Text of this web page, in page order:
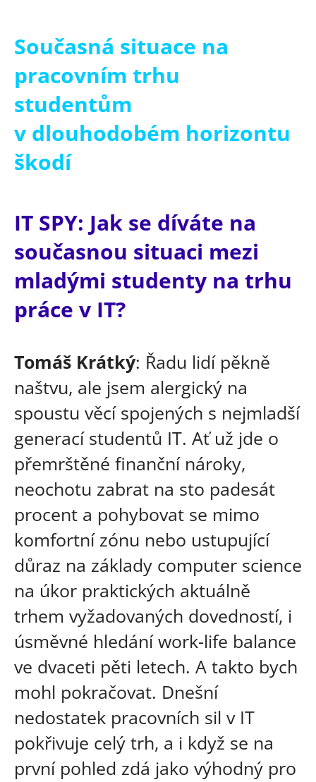
Současná situace na
pracovním trhu
studentům
v dlouhodobém horizontu
škodí
IT SPY: Jak se díváte na
současnou situaci mezi
mladými studenty na trhu
práce v IT?
Tomáš Krátký: Řadu lidí pěkně
naštvu, ale jsem alergický na
spoustu věcí spojených s nejmladší
generací studentů IT. Ať už jde o
přemrštěné finanční nároky,
neochotu zabrat na sto padesát
procent a pohybovat se mimo
komfortní zónu nebo ustupující
důraz na základy computer science
na úkor praktických aktuálně
trhem vyžadovaných dovedností, i
úsměvné hledání work-life balance
ve dvaceti pěti letech. A takto bych
mohl pokračovat. Dnešní
nedostatek pracovních sil v IT
pokřivuje celý trh, a i když se na
první pohled zdá jako výhodný pro